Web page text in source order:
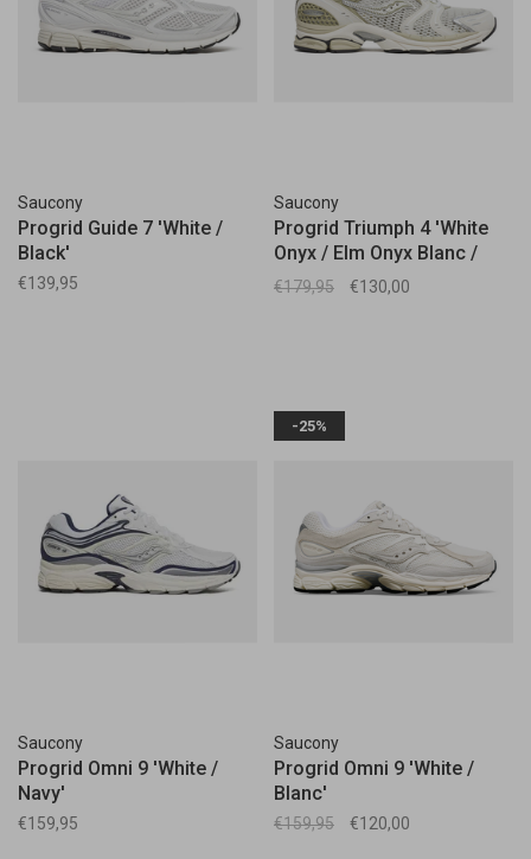
Saucony
Progrid Guide 7 'White /
Black'
€139,95
Saucony
Progrid Triumph 4 'White
Onyx / Elm Onyx Blanc /
Orme'
€179,95 €130,00
Saucony
Progrid Omni 9 'White /
Navy'
€159,95
-25%
Saucony
Progrid Omni 9 'White /
Blanc'
€159,95 €120,00